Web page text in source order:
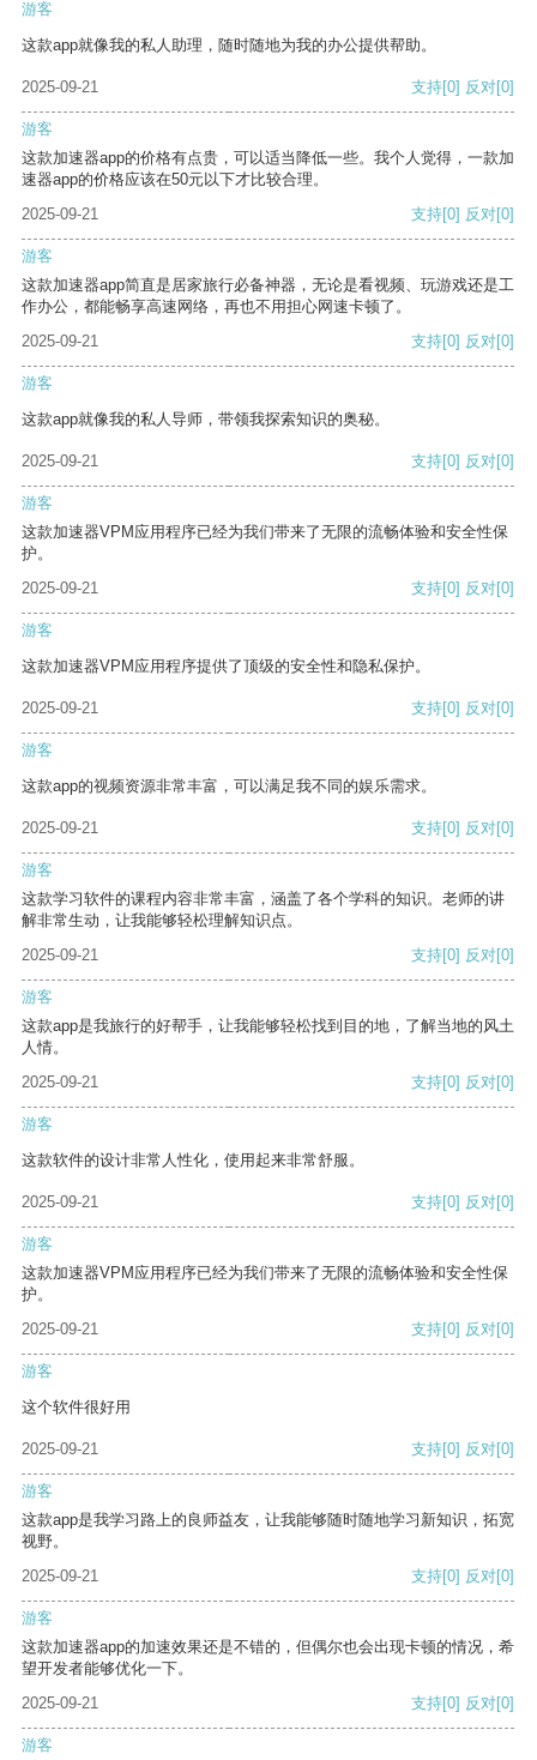
游客
这款app就像我的私人助理，随时随地为我的办公提供帮助。
2025-09-21 支持[0] 反对[0]
游客
这款加速器app的价格有点贵，可以适当降低一些。我个人觉得，一款加
速器app的价格应该在50元以下才比较合理。
2025-09-21
支持[0] 反对[0]
游客
这款加速器app简直是居家旅行必备神器，无论是看视频、玩游戏还是工
作办公，都能畅享高速网络，再也不用担心网速卡顿了。
2025-09-21
支持[0] 反对[0]
游客
这款app就像我的私人导师，带领我探索知识的奥秘。
2025-09-21 支持[0] 反对[0]
游客
这款加速器VPM应用程序已经为我们带来了无限的流畅体验和安全性保
护。
2025-09-21
支持[0] 反对[0]
游客
这款加速器VPM应用程序提供了顶级的安全性和隐私保护。
2025-09-21 支持[0] 反对[0]
游客
这款app的视频资源非常丰富，可以满足我不同的娱乐需求。
2025-09-21 支持[0] 反对[0]
游客
这款学习软件的课程内容非常丰富，涵盖了各个学科的知识。老师的讲
解非常生动，让我能够轻松理解知识点。
2025-09-21
支持[0] 反对[0]
游客
这款app是我旅行的好帮手，让我能够轻松找到目的地，了解当地的风土
人情。
2025-09-21
支持[0] 反对[0]
游客
这款软件的设计非常人性化，使用起来非常舒服。
2025-09-21 支持[0] 反对[0]
游客
这款加速器VPM应用程序已经为我们带来了无限的流畅体验和安全性保
护。
2025-09-21
支持[0] 反对[0]
游客
这个软件很好用
2025-09-21 支持[0] 反对[0]
游客
这款app是我学习路上的良师益友，让我能够随时随地学习新知识，拓宽
视野。
2025-09-21
支持[0] 反对[0]
游客
这款加速器app的加速效果还是不错的，但偶尔也会出现卡顿的情况，希
望开发者能够优化一下。
2025-09-21
支持[0] 反对[0]
游客